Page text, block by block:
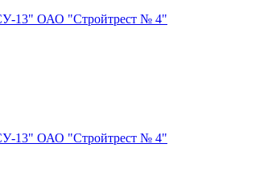
13" ОАО "Стройтрест № 4"
13" ОАО "Стройтрест № 4"